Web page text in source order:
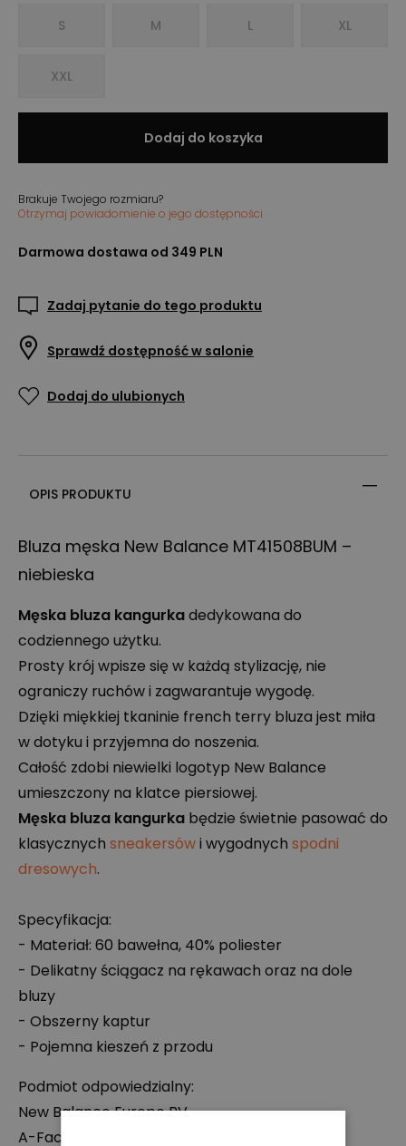
S M L XL
XXL
Dodaj do koszyka
Brakuje Twojego rozmiaru?
Otrzymaj powiadomienie o jego dostępności
Darmowa dostawa od 349 PLN
Zadaj pytanie do tego produktu
Sprawdź dostępność w salonie
Dodaj do ulubionych
OPIS PRODUKTU
Bluza męska New Balance MT41508BUM –
niebieska
Męska bluza kangurkadedykowana do
codziennego użytku.
Prosty krój wpisze się w każdą stylizację, nie
ograniczy ruchów i zagwarantuje wygodę.
Dzięki miękkiej tkaninie french terry bluza jest miła
w dotyku i przyjemna do noszenia.
Całość zdobi niewielki logotyp New Balance
umieszczony na klatce piersiowej.
Męska bluza kangurka będzie świetnie pasować do
klasycznych sneakersówi wygodnych spodni
dresowych.
Specyfikacja:
- Materiał: 60 bawełna, 40% poliester
- Delikatny ściągacz na rękawach oraz na dole
bluzy
- Obszerny kaptur
- Pojemna kieszeń z przodu
Podmiot odpowiedzialny:
New Balance Europe BV
A-Factorij, Pilotenstraat 35 – 45, 1059 CH